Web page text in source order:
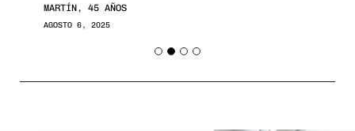
MARTÍN, 45 AÑOS
AGOSTO 6, 2025